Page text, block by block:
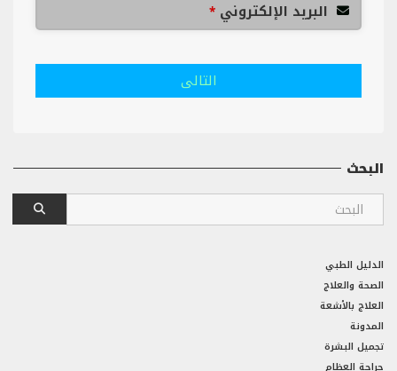
البريد الإلكتروني *
التالى
البحث
الدليل الطبي
الصحة والعلاج
العلاج بالأشعة
المدونة
تجميل البشرة
جراحة العظام